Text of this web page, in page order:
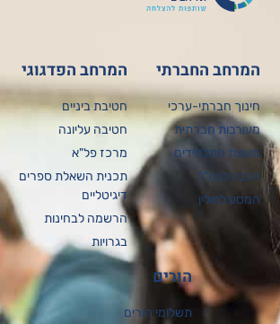
המרחב החברתי
חינוך חברתי-ערכי
מעורבות חברתית
מועצת התלמידים
הכנה לצה"ל
המסע לפולין
המרחב הפדגוגי
חטיבת ביניים
חטיבה עליונה
מרכז פל"א
תכנית השאלת ספרים
דיגיטליים
הרשמה לבחינות
בגרויות
הורים
תשלומי הורים